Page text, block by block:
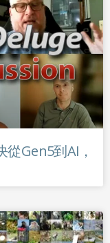
從Gen5到AI，